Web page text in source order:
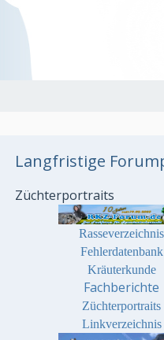
Langfristige
Züchterportraits
Rasseverzeichnis
Fehlerdatenbank
Kräuterkunde
Fachberichte
Züchterportraits
Linkverzeichnis